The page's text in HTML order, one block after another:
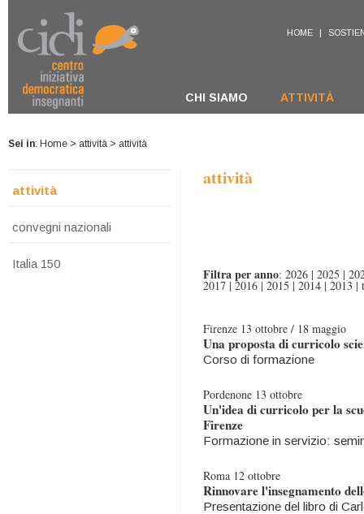
HOME |
CHI SIAMO ATTIVITÀ
Sei in: Home > attività > attività
attività
convegni nazionali
Italia 150
attività
Filtra per anno: 2026 | 2025 |
2017 | 2016 | 2015 | 2014 | 2013 |
Firenze 13 ottobre / 18 maggio
Una proposta di curricolo
Corso di formazione
Pordenone 13 ottobre
Un'idea di curricolo per la
Firenze
Formazione in servizio:
Roma 12 ottobre
Rinnovare l'insegnamento
Presentazione del libro di